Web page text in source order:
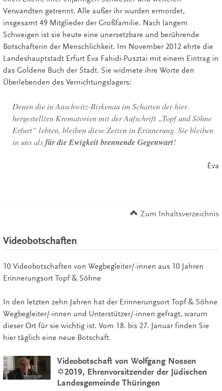
Verwandten getrennt. Alle außer ihr wurden ermordet,
insgesamt 49 Mitglieder der Großfamilie. Nach langem
Schweigen ist sie heute eine unersetzbare und berührende
Botschafterin der Menschlichkeit. Im November 2012 ehrte die
Landeshauptstadt Erfurt Éva Fahidi-Pusztai mit einem Eintrag in
das Goldene Buch der Stadt. Sie widmete ihre Worte den
Überlebenden des Vernichtungslagers:
Denen die in Auschwitz-Birkenau im Schatten der hier
hergestellten Krematorien mit der Aufschrift „Topf und Söhne
Erfurt“ lebten, bleiben diese Zeiten in Erinnerung. Sie bleiben
in uns alsfür die Ewigkeit brennende Gegenwart!
Éva
Zum Inhaltsverzeichnis
Videobotschaften
10 Videobotschaften von Wegbegleiter/-innen aus 10 Jahren
Erinnerungsort Topf & Söhne
In den letzten zehn Jahren hat der Erinnerungsort Topf & Söhne
Wegbegleiter/-innen und Unterstützer/-innen gefragt, warum
dieser Ort für sie wichtig ist. Vom 18. bis 27. Januar finden Sie
hier täglich eine neue Botschaft.
Videobotschaft von Wolfgang Nossen
✡2019, Ehrenvorsitzender der Jüdischen
Landesgemeinde Thüringen